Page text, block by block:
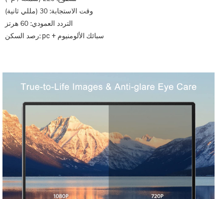
وقت الاستجابة:
التردد العمودي:
رصد السكن:
pc + سبائك الألومنيوم